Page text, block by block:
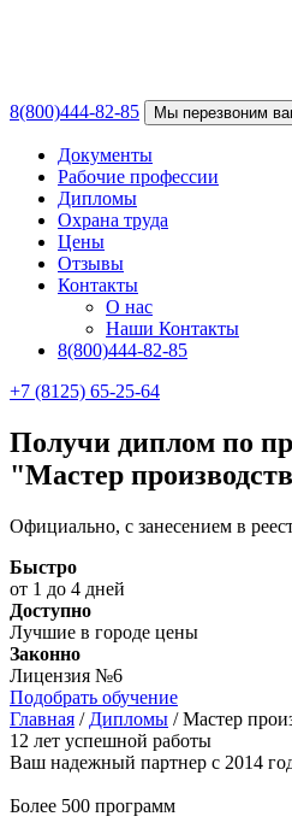
8(800)444-82-85 Мы перезвоним
Документы
Рабочие профессии
Дипломы
Охрана труда
Цены
Отзывы
Контакты
О нас
Наши Контакты
8(800)444-82-85
+7 (8125) 65-25-64
Получи диплом по
"Мастер
Официально, с занесением в
Быстро
от 1 до 4 дней
Доступно
Лучшие в городе цены
Законно
Лицензия №6
Подобрать обучение
Главная / Дипломы /Мастер
12 лет успешной работы
Ваш надежный партнер с 2014
Более 500 программ